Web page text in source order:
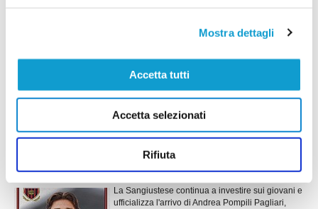
Mostra dettagli
Accetta tutti
Accetta selezionati
Rifiuta
ELITE TOLENTINO. Dentro anche Blunno,
Chiariotti e Cicconi
Prosegue la costruzione dell'Elite Tolentino in
vista del prossimo campionato di Prima Categoria.
La società continua sulla linea verde e mette a
disposizione di mister Paolo Biciuf...leggi
SANGIUSTESE. In attacco ecco il giovane
Andrea Pompili Pagliari
La Sangiustese continua a investire sui giovani e
ufficializza l'arrivo di Andrea Pompili Pagliari,